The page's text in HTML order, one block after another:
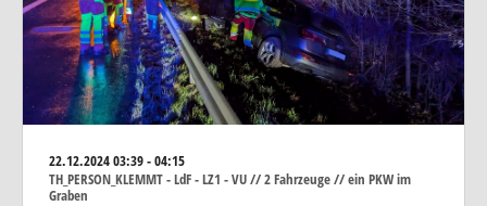
22.12.202403:39 - 04:15
TH_PERSON_KLEMMT - LdF - LZ1 - VU // 2 Fahrzeuge // ein PKW im
Graben